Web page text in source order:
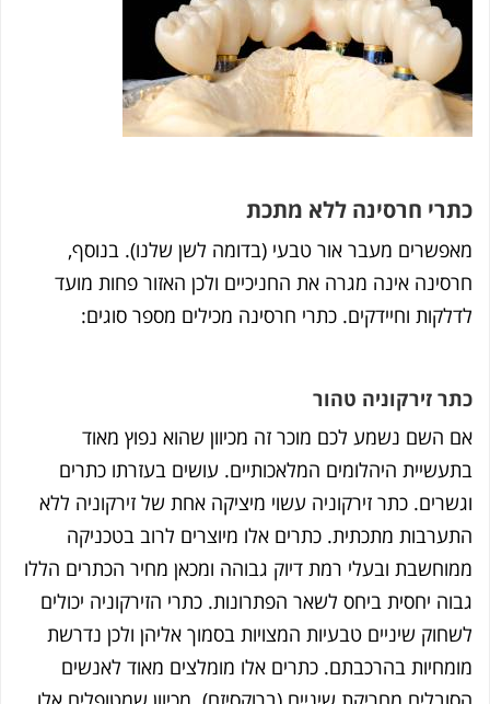
חרסינה ללא מתכת
מעבר אור טבעי (בדומה לשן שלנו). בנוסף,
אינה מגרה את החניכיים ולכן האזור פחות מועד
וחיידקים. כתרי חרסינה מכילים מספר סוגים:
זירקוניה טהור
השם נשמע לכם מוכר זה מכיוון שהוא נפוץ מאוד
היהלומים המלאכותיים. עושים בעזרתו כתרים
כתר זירקוניה עשוי מיציקה אחת של זירקוניה ללא
מתכתית. כתרים אלו מיוצרים לרוב בטכניקה
ובעלי רמת דיוק גבוהה ומכאן מחיר הכתרים הללו
יחסית ביחס לשאר הפתרונות. כתרי הזירקוניה יכולים
שיניים טבעיות המצויות בסמוך אליהן ולכן נדרשת
בהרכבתם. כתרים אלו מומלצים מאוד לאנשים